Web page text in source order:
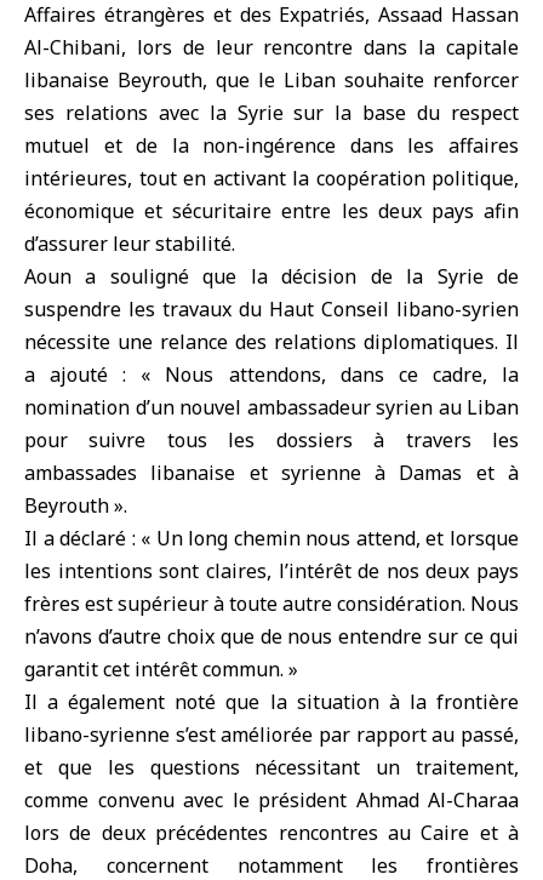
Affaires étrangères et des Expatriés, Assaad Hassan
Al-Chibani, lors de leur rencontre dans la capitale
libanaise Beyrouth, que le Liban souhaite renforcer
ses relations avec la Syrie sur la base du respect
mutuel et de la non-ingérence dans les affaires
intérieures, tout en activant la coopération politique,
économique et sécuritaire entre les deux pays afin
d’assurer leur stabilité.
Aoun a souligné que la décision de la Syrie de
suspendre les travaux du Haut Conseil libano-syrien
nécessite une relance des relations diplomatiques. Il
a ajouté : « Nous attendons, dans ce cadre, la
nomination d’un nouvel ambassadeur syrien au Liban
pour suivre tous les dossiers à travers les
ambassades libanaise et syrienne à Damas et à
Beyrouth ».
Il a déclaré : « Un long chemin nous attend, et lorsque
les intentions sont claires, l’intérêt de nos deux pays
frères est supérieur à toute autre considération. Nous
n’avons d’autre choix que de nous entendre sur ce qui
garantit cet intérêt commun. »
Il a également noté que la situation à la frontière
libano-syrienne s’est améliorée par rapport au passé,
et que les questions nécessitant un traitement,
comme convenu avec le président Ahmad Al-Charaa
lors de deux précédentes rencontres au Caire et à
Doha, concernent notamment les frontières